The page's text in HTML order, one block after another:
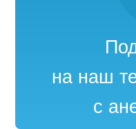
на наш
с